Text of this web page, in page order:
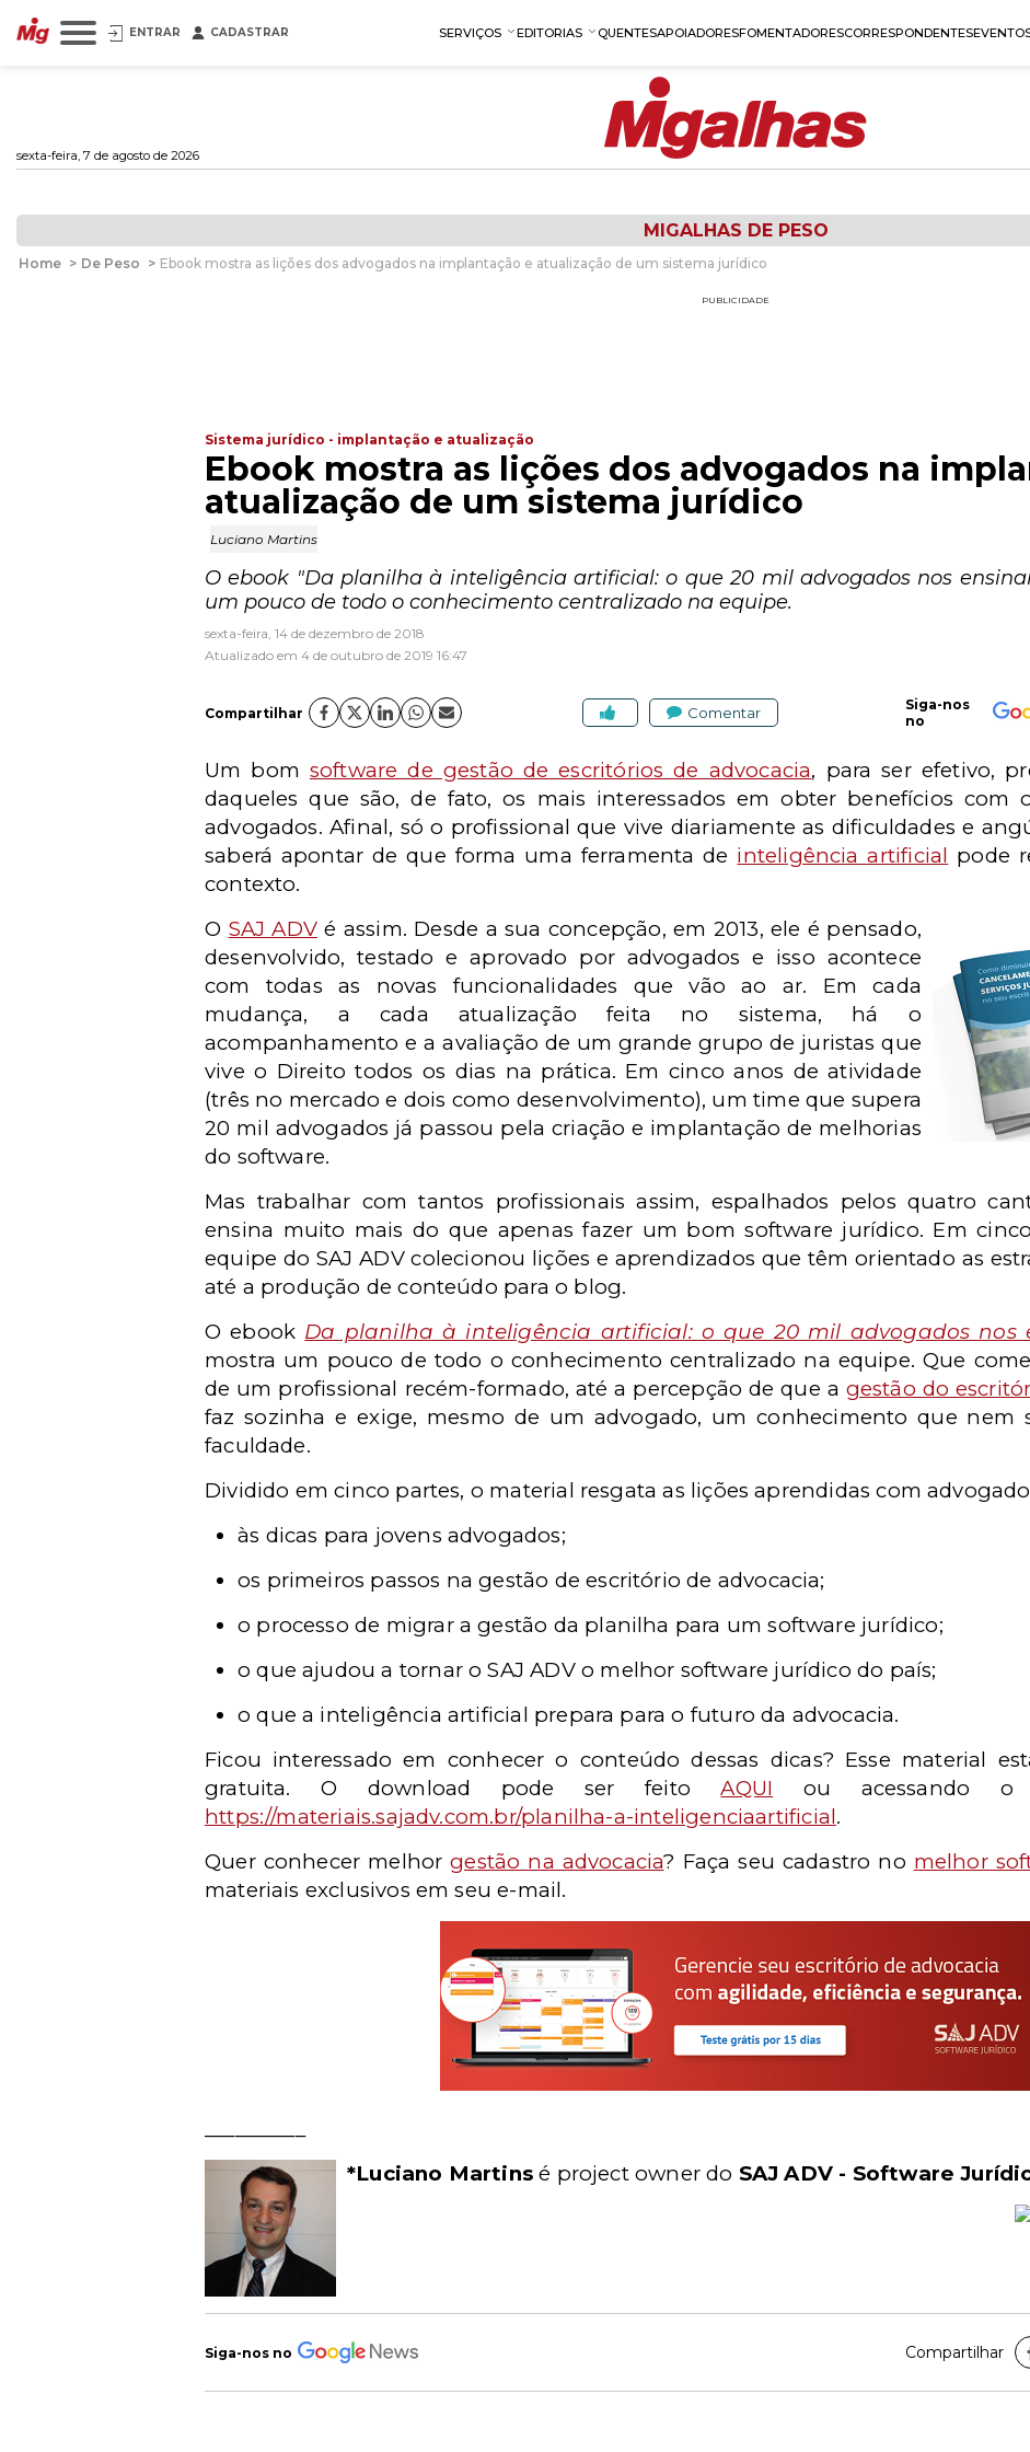
ENTRAR CADASTRAR SERVIÇOS EDITORIAS QUENTESAPOIADORESFOMENTADORESCORRESPONDENTES
sexta-feira, 7 de agosto de 2026
MIGALHAS DE PESO
Home > De Peso > Ebook mostra as lições dos advogados na implantação e atualização de um sistema jurídico
PUBLICIDADE
Sistema jurídico - implantação e atualização
Ebook mostra as lições dos advogados na
atualização de um sistema jurídico
Luciano Martins
O ebook "Da planilha à inteligência artificial: o que 20 mil advogados nos
um pouco de todo o conhecimento centralizado na equipe.
sexta-feira, 14 de dezembro de 2018
Atualizado em 4 de outubro de 2019 16:47
Compartilhar Comentar
Siga-nos
no
Um bom software de gestão de escritórios de advocacia, para ser efetivo,
daqueles que são, de fato, os mais interessados em obter benefícios com
advogados. Afinal, só o profissional que vive diariamente as dificuldades e
saberá apontar de que forma uma ferramenta de inteligência artificial pode
contexto.
O SAJ ADVé assim. Desde a sua concepção, em 2013, ele é pensado,
desenvolvido, testado e aprovado por advogados e isso acontece
com todas as novas funcionalidades que vão ao ar. Em cada
mudança, a cada atualização feita no sistema, há o
acompanhamento e a avaliação de um grande grupo de juristas que
vive o Direito todos os dias na prática. Em cinco anos de atividade
(três no mercado e dois como desenvolvimento), um time que supera
20 mil advogados já passou pela criação e implantação de melhorias
do software.
Mas trabalhar com tantos profissionais assim, espalhados pelos quatro
ensina muito mais do que apenas fazer um bom software jurídico. Em
equipe do SAJ ADV colecionou lições e aprendizados que têm orientado as
até a produção de conteúdo para o blog.
O ebook Da planilha à inteligência artificial: o que 20 mil advogados nos
mostra um pouco de todo o conhecimento centralizado na equipe. Que
de um profissional recém-formado, até a percepção de que a gestão do
faz sozinha e exige, mesmo de um advogado, um conhecimento que nem
faculdade.
Dividido em cinco partes, o material resgata as lições aprendidas com
às dicas para jovens advogados;
os primeiros passos na gestão de escritório de advocacia;
o processo de migrar a gestão da planilha para um software jurídico;
o que ajudou a tornar o SAJ ADV o melhor software jurídico do país;
o que a inteligência artificial prepara para o futuro da advocacia.
Ficou interessado em conhecer o conteúdo dessas dicas? Esse material
gratuita. O download pode ser feitoAQUI ou acessando o
https://materiais.sajadv.com.br/planilha-a-inteligenciaartificial.
Quer conhecer melhorgestão na advocacia? Faça seu cadastro no melhor
materiais exclusivos em seu e-mail.
*Luciano Martins é project owner do SAJ ADV - Software
Siga-nos no Compartilhar